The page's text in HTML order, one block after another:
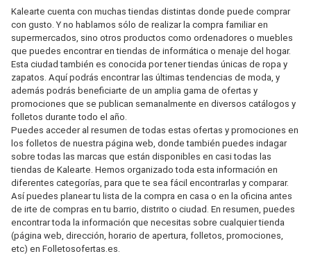
Kalearte cuenta con muchas tiendas distintas donde puede comprar
con gusto. Y no hablamos sólo de realizar la compra familiar en
supermercados, sino otros productos como ordenadores o muebles
que puedes encontrar en tiendas de informática o menaje del hogar.
Esta ciudad también es conocida por tener tiendas únicas de ropa y
zapatos. Aquí podrás encontrar las últimas tendencias de moda, y
además podrás beneficiarte de un amplia gama de ofertas y
promociones que se publican semanalmente en diversos catálogos y
folletos durante todo el año.
Puedes acceder al resumen de todas estas ofertas y promociones en
los folletos de nuestra página web, donde también puedes indagar
sobre todas las marcas que están disponibles en casi todas las
tiendas de Kalearte. Hemos organizado toda esta información en
diferentes categorías, para que te sea fácil encontrarlas y comparar.
Así puedes planear tu lista de la compra en casa o en la oficina antes
de irte de compras en tu barrio, distrito o ciudad. En resumen, puedes
encontrar toda la información que necesitas sobre cualquier tienda
(página web, dirección, horario de apertura, folletos, promociones,
etc) en Folletosofertas.es.